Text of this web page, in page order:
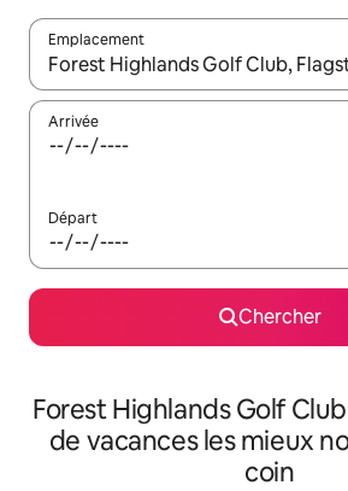
Emplacement
Quand les résultats sont affichés,
Arrivée
Départ
Chercher
Forest Highlands Golf
de vacances les mieux
coin